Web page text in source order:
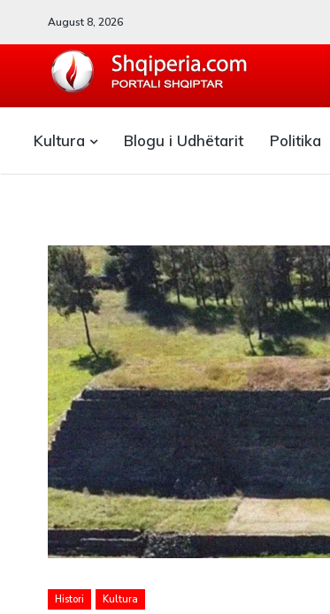
August 8, 2026
Kultura Blogu i Udhëtarit Politika
Histori Kultura